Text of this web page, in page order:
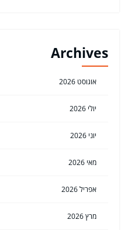
Archives
אוגוסט 2026
יולי 2026
יוני 2026
מאי 2026
אפריל 2026
מרץ 2026